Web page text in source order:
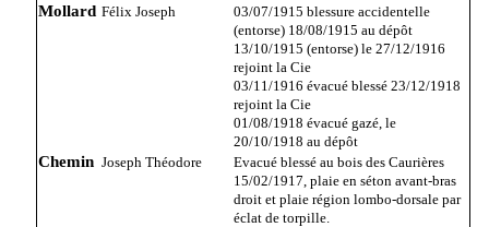
Mollard Félix Joseph
03/07/1915 blessure accidentelle
(entorse) 18/08/1915 au dépôt
13/10/1915 (entorse) le 27/12/1916
rejoint la Cie
03/11/1916 évacué blessé 23/12/1918
rejoint la Cie
01/08/1918 évacué gazé, le
20/10/1918 au dépôt
Chemin Joseph Théodore
Evacué blessé au bois des Caurières
15/02/1917, plaie en séton avant-bras
droit et plaie région lombo-dorsale par
éclat de torpille.